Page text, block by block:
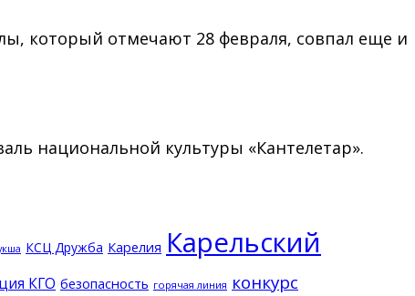
который отмечают 28 февраля, совпал еще и
национальной культуры «Кантелетар».
КСЦ Дружба Карелия Карельский
КГО безопасность горячая линия конкурс